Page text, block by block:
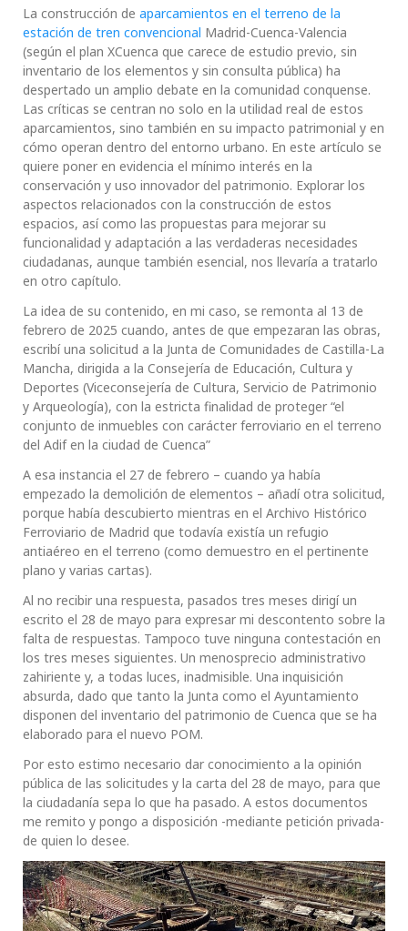
La construcción de aparcamientos en el terreno de la
estación de tren convencional Madrid-Cuenca-Valencia
(según el plan XCuenca que carece de estudio previo, sin
inventario de los elementos y sin consulta pública) ha
despertado un amplio debate en la comunidad conquense.
Las críticas se centran no solo en la utilidad real de estos
aparcamientos, sino también en su impacto patrimonial y en
cómo operan dentro del entorno urbano. En este artículo se
quiere poner en evidencia el mínimo interés en la
conservación y uso innovador del patrimonio. Explorar los
aspectos relacionados con la construcción de estos
espacios, así como las propuestas para mejorar su
funcionalidad y adaptación a las verdaderas necesidades
ciudadanas, aunque también esencial, nos llevaría a tratarlo
en otro capítulo.
La idea de su contenido, en mi caso, se remonta al 13 de
febrero de 2025 cuando, antes de que empezaran las obras,
escribí una solicitud a la Junta de Comunidades de Castilla-La
Mancha, dirigida a la Consejería de Educación, Cultura y
Deportes (Viceconsejería de Cultura, Servicio de Patrimonio
y Arqueología), con la estricta finalidad de proteger “el
conjunto de inmuebles con carácter ferroviario en el terreno
del Adif en la ciudad de Cuenca”
A esa instancia el 27 de febrero – cuando ya había
empezado la demolición de elementos – añadí otra solicitud,
porque había descubierto mientras en el Archivo Histórico
Ferroviario de Madrid que todavía existía un refugio
antiaéreo en el terreno (como demuestro en el pertinente
plano y varias cartas).
Al no recibir una respuesta, pasados tres meses dirigí un
escrito el 28 de mayo para expresar mi descontento sobre la
falta de respuestas. Tampoco tuve ninguna contestación en
los tres meses siguientes. Un menosprecio administrativo
zahiriente y, a todas luces, inadmisible. Una inquisición
absurda, dado que tanto la Junta como el Ayuntamiento
disponen del inventario del patrimonio de Cuenca que se ha
elaborado para el nuevo POM.
Por esto estimo necesario dar conocimiento a la opinión
pública de las solicitudes y la carta del 28 de mayo, para que
la ciudadanía sepa lo que ha pasado. A estos documentos
me remito y pongo a disposición -mediante petición privada-
de quien lo desee.